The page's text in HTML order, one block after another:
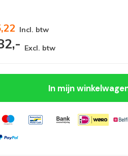
Incl. btw
Excl. btw
In mijn